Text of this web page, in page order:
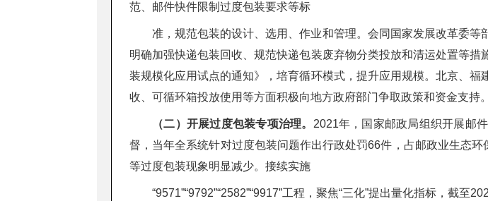
范、邮件快件限制过度包装要求等标
准，规范包装的设计、选用、作业和管理。会同国家发展改革委
明确加强快递包装回收、规范快递包装废弃物分类投放和清运处置等
装规模化应用试点的通知》，培育循环模式，提升应用规模。北京、
收、可循环箱投放使用等方面积极向地方政府部门争取政策和资金支持。
（二）开展过度包装专项治理。 2021年，国家邮政局组织开展邮
督，当年全系统针对过度包装问题作出行政处罚66件，占邮政业生态
等过度包装现象明显减少。接续实施
“9571”“9792”“2582”“9917”工程，聚焦“三化”提出量化指标，截